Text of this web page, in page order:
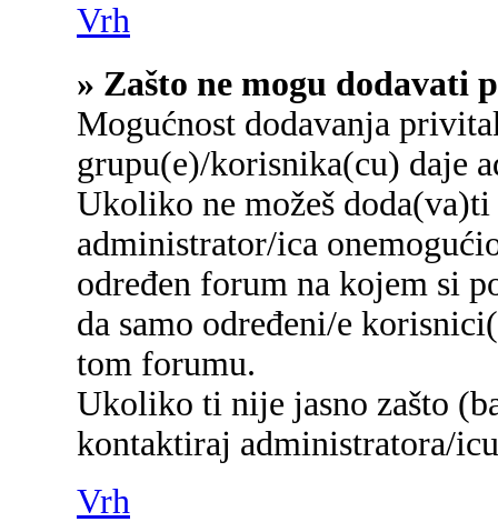
Vrh
» Zašto ne mogu dodavati
Mogućnost dodavanja
grupu(e)/korisnika(cu) daje
Ukoliko ne možeš
administrator/ica
određen forum na kojem si
da samo određeni/e
tom forumu.
Ukoliko ti nije jasno zašto
kontaktiraj administratora/
Vrh